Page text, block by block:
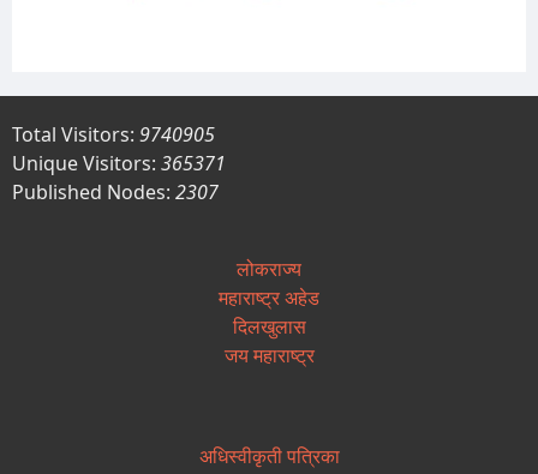
Total Visitors: 9740905
Unique Visitors: 365371
Published Nodes: 2307
लोकराज्य
महाराष्ट्र अहेड
दिलखुलास
जय महाराष्ट्र
अधिस्वीकृती पत्रिका